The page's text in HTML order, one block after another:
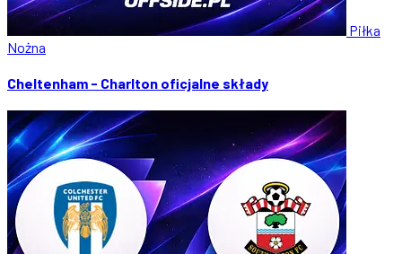
Piłka
Nożna
Cheltenham - Charlton oficjalne składy